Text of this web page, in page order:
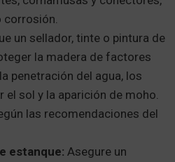
corrosión.
un sellador, tinte o pintura de
la madera de factores
penetración del agua, los
el sol y la aparición de moho.
las recomendaciones del
estanque: Asegure un